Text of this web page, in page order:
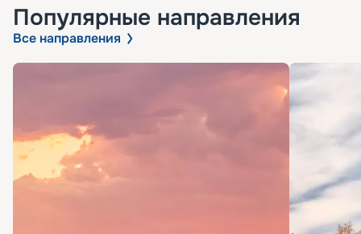
Популярные направления
Все направления